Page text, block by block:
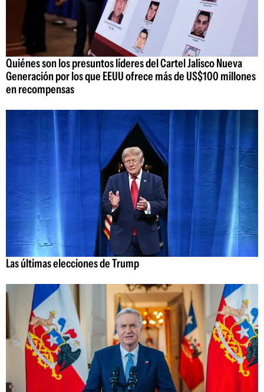
Quiénes son los presuntos líderes del Cartel Jalisco Nueva
Generación por los que EEUU ofrece más de US$100 millones
en recompensas
Las últimas elecciones de Trump